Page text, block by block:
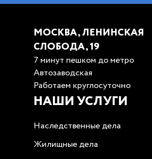
МОСКВА, ЛЕНИНСКАЯ
СЛОБОДА, 19
7 минут пешком до метро
Автозаводская
Работаем круглосуточно
НАШИ УСЛУГИ
Наследственные дела
Жилищные дела